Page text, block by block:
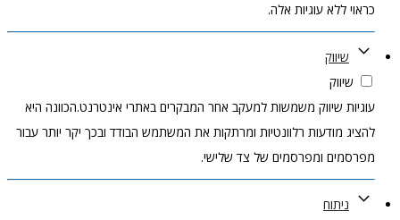
כראוי ללא עוגיות אלה.
שיווק
שיווק
עוגיות שיווק משמשות למעקב אחר המבקרים באתרי אינטרנט.הכוונה היא
להציג מודעות רלוונטיות ומרתקות את המשתמש הבודד ובכך יקר יותר עבור
מפרסמים ומפרסמים של צד שלישי.
ניתוח